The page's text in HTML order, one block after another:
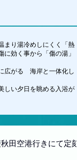
り湯冷めしにくく「熱
に効く事から「傷の湯」
がる 海岸と一体化し
い夕日を眺める入浴が
田空港行きにて定